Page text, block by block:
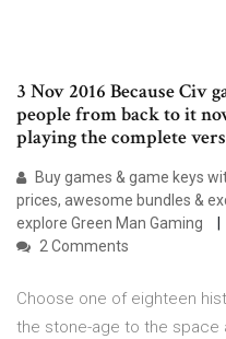
3 Nov 2016 Because Civ
people from back to it
playing the complete
Buy games & game keys
prices, awesome bundles &
explore Green Man Gaming
2 Comments
Choose one of eighteen
the stone-age to the space